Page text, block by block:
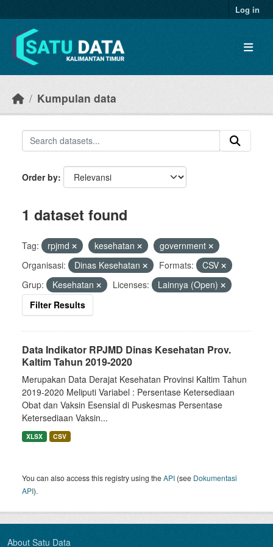
Log in
Kumpulan data
Order by
1 dataset found
Tag: rpjmd kesehatan
government
Organisasi:
Dinas Kesehatan Formats:
CSV
Grup:
Kesehatan Licenses:
Lainnya (Open)
Filter Results
Data Indikator RPJMD Dinas Kesehatan Prov.
Kaltim Tahun 2019-2020
Merupakan Data Derajat Kesehatan Provinsi Kaltim Tahun
2019-2020 Meliputi Variabel : Persentase Ketersediaan
Obat dan Vaksin Esensial di Puskesmas Persentase
Ketersediaan Vaksin...
XLSX CSV
You can also access this registry using theAPI (see Dokumentasi
API).
About Satu Data